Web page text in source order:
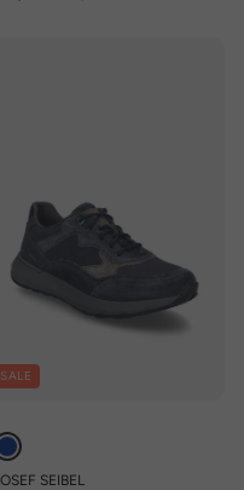
SALE
SEIBEL